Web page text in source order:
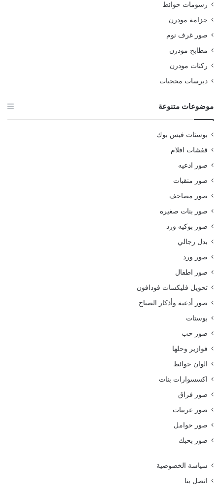
رسومات حوائط
جزامة مودرن
صور غرف نوم
مطابخ مودرن
ركنات مودرن
ديرسات محجبات
موضوعات متنوعة
بوستات فيس بوك
قفشات افلام
صور ادعيه
صور منقبات
صور مصاحف
صور بنات صغيره
صور بوكيه ورد
بدل رجالي
صور ورد
صور اطفال
تحويل فليكسات فودافون
صور أدعية وأذكار الصباح
بوستات
صور حب
فوازير وحلها
الوان حوائط
اكسسوارات بنات
صور فراق
صور عربيات
صور حوامل
صور بحبك
سياسة الخصوصية
اتصل بنا